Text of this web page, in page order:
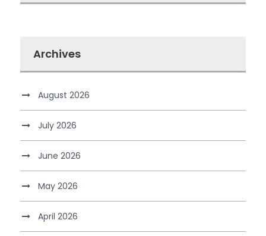
Archives
August 2026
July 2026
June 2026
May 2026
April 2026